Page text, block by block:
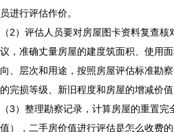
员进行评估作价。
（2）评估人员要对房屋图卡资料复查
议，准确丈量房屋的建度筑面积、使用
向、层次和用途，按照房屋评估标准勘
的完损等级、新旧程度和房屋的增减价值
（3）整理勘察记录，计算房屋的重置
值）， 二手房价值进行评估是怎么收费的